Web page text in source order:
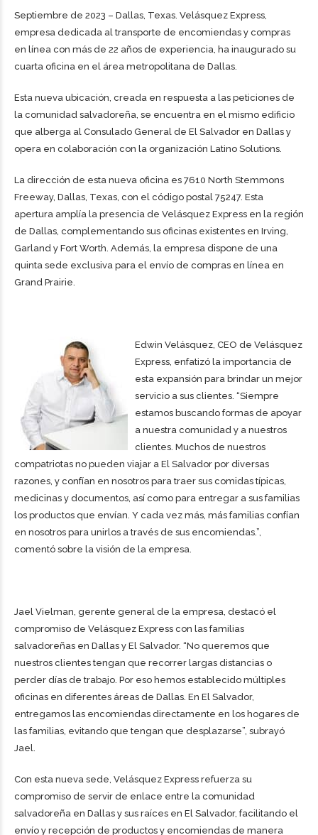
Septiembre de 2023 – Dallas, Texas. Velásquez Express,
empresa dedicada al transporte de encomiendas y compras
en línea con más de 22 años de experiencia, ha inaugurado su
cuarta oficina en el área metropolitana de Dallas.
Esta nueva ubicación, creada en respuesta a las peticiones de
la comunidad salvadoreña, se encuentra en el mismo edificio
que alberga al Consulado General de El Salvador en Dallas y
opera en colaboración con la organización Latino Solutions.
La dirección de esta nueva oficina es 7610 North Stemmons
Freeway, Dallas, Texas, con el código postal 75247. Esta
apertura amplía la presencia de Velásquez Express en la región
de Dallas, complementando sus oficinas existentes en Irving,
Garland y Fort Worth. Además, la empresa dispone de una
quinta sede exclusiva para el envío de compras en línea en
Grand Prairie.
Edwin Velásquez, CEO de Velásquez
Express, enfatizó la importancia de
esta expansión para brindar un mejor
servicio a sus clientes. “Siempre
estamos buscando formas de apoyar
a nuestra comunidad y a nuestros
clientes. Muchos de nuestros
compatriotas no pueden viajar a El Salvador por diversas
razones, y confían en nosotros para traer sus comidas típicas,
medicinas y documentos, así como para entregar a sus familias
los productos que envían. Y cada vez más, más familias confían
en nosotros para unirlos a través de sus encomiendas.”,
comentó sobre la visión de la empresa.
Jael Vielman, gerente general de la empresa, destacó el
compromiso de Velásquez Express con las familias
salvadoreñas en Dallas y El Salvador. “No queremos que
nuestros clientes tengan que recorrer largas distancias o
perder días de trabajo. Por eso hemos establecido múltiples
oficinas en diferentes áreas de Dallas. En El Salvador,
entregamos las encomiendas directamente en los hogares de
las familias, evitando que tengan que desplazarse”, subrayó
Jael.
Con esta nueva sede, Velásquez Express refuerza su
compromiso de servir de enlace entre la comunidad
salvadoreña en Dallas y sus raíces en El Salvador, facilitando el
envío y recepción de productos y encomiendas de manera